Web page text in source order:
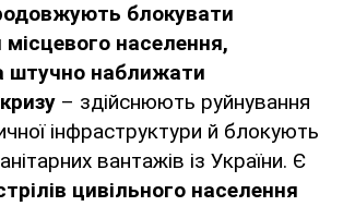
блокувати
населення,
штучно наближати
– здійснюють руйнування
інфраструктури й блокують
вантажів із України. Є
цивільного населення